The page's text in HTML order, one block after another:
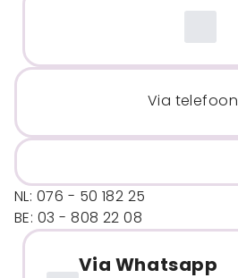
Via telefoon
NL: 076 - 50 182 25
BE: 03 - 808 22 08
Via Whatsapp